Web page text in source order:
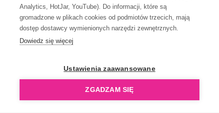
Analytics, HotJar, YouTube). Do informacji, które są
gromadzone w plikach cookies od podmiotów trzecich, mają
dostęp dostawcy wymienionych narzędzi zewnętrznych.
Dowiedz się więcej
Ustawienia zaawansowane
ZGADZAM SIĘ
OpenGift jest częścią ReflectGroup.